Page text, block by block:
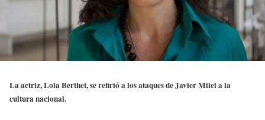
La actriz, Lola Berthet, se refirió a los ataques de Javier Milei a la
cultura nacional.